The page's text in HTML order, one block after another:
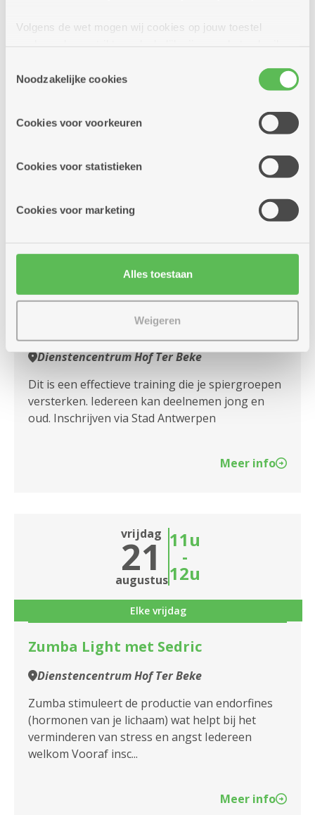
Volgens de wet mogen wij cookies op jouw toestel
cookies hebben we jouw toestemming nodig. Sommige
cookies worden geplaatst door derde partijen die een
informatie over jouw (geanonimiseerd) gebruik van onze
partners kunnen deze gegevens combineren met andere
Noodzakelijke cookies
Cookies voor voorkeuren
Cookies voor statistieken
Cookies voor marketing
Alles toestaan
Weigeren
Pannenkoeken en wafels
Iedere donderdag geven we pannenkoeken of
vrijdag
21 -
11u
Elke vrijdag
Pilates Light met Sedric
Dienstencentrum Hof Ter Beke
Dit is een effectieve training die je spiergroepen
versterken. Iedereen kan deelnemen jong en
oud. Inschrijven via Stad Antwerpen
Meer info
vrijdag
21
augustus
11u
-
12u
Elke vrijdag
Zumba Light met Sedric
Dienstencentrum Hof Ter Beke
Zumba stimuleert de productie van endorfines
(hormonen van je lichaam) wat helpt bij het
verminderen van stress en angst Iedereen
welkom Vooraf insc...
Meer info